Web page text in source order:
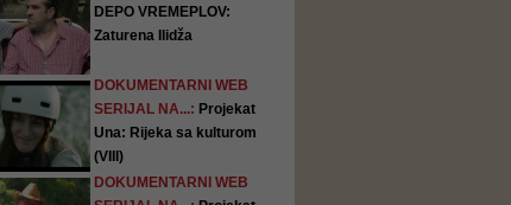
DEPO VREMEPLOV:
Zaturena Ilidža
DOKUMENTARNI WEB
SERIJAL NA...: Projekat
Una: Rijeka sa kulturom
(VIII)
DOKUMENTARNI WEB